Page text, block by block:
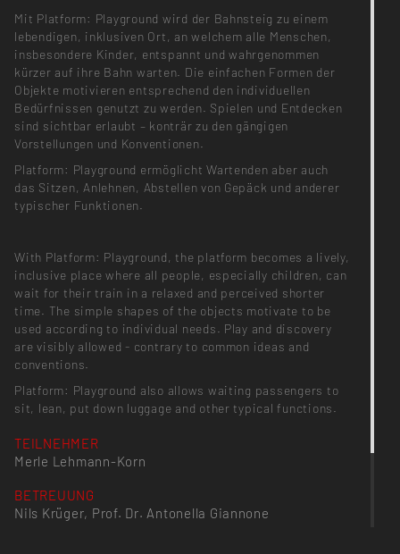
Mit Platform: Playground wird der Bahnsteig zu einem
lebendigen, inklusiven Ort, an welchem alle Menschen,
insbesondere Kinder, entspannt und wahrgenommen
kürzer auf ihre Bahn warten. Die einfachen Formen der
Objekte motivieren entsprechend den individuellen
Bedürfnissen genutzt zu werden. Spielen und Entdecken
sind sichtbar erlaubt – konträr zu den gängigen
Vorstellungen und Konventionen.
Platform: Playground ermöglicht Wartenden aber auch
das Sitzen, Anlehnen, Abstellen von Gepäck und anderer
typischer Funktionen.
With Platform: Playground, the platform becomes a lively,
inclusive place where all people, especially children, can
wait for their train in a relaxed and perceived shorter
time. The simple shapes of the objects motivate to be
used according to individual needs. Play and discovery
are visibly allowed - contrary to common ideas and
conventions.
Platform: Playground also allows waiting passengers to
sit, lean, put down luggage and other typical functions.
TEILNEHMER
Merle Lehmann-Korn
BETREUUNG
Nils Krüger, Prof. Dr. Antonella Giannone